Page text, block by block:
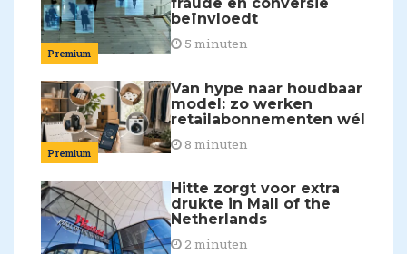
Premium
beïnvloedt
5 minuten
Premium
Van hype naar houdbaar
model: zo werken
retailabonnementen wél
8 minuten
Hitte zorgt voor extra
drukte in Mall of the
Netherlands
2 minuten